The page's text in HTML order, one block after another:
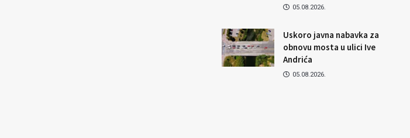
05.08.2026.
Uskoro javna nabavka za
obnovu mosta u ulici Ive
Andrića
05.08.2026.